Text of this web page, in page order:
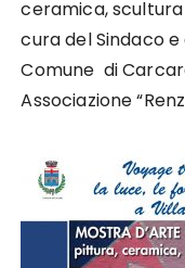
ceramica,
cura del Sindaco
Comune di
Associazione